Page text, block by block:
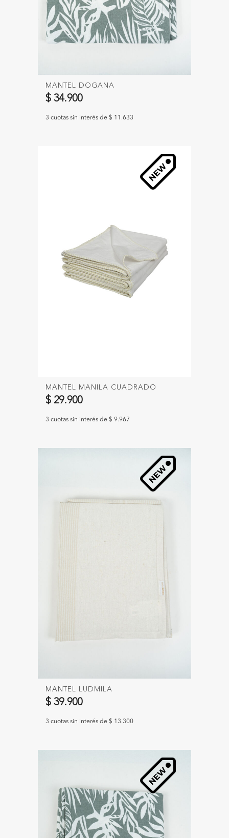
MANTEL DOGANA
$ 34.900
3 cuotas sin interés de $ 11.633
MANTEL MANILA CUADRADO
$ 29.900
3 cuotas sin interés de $ 9.967
MANTEL LUDMILA
$ 39.900
3 cuotas sin interés de $ 13.300